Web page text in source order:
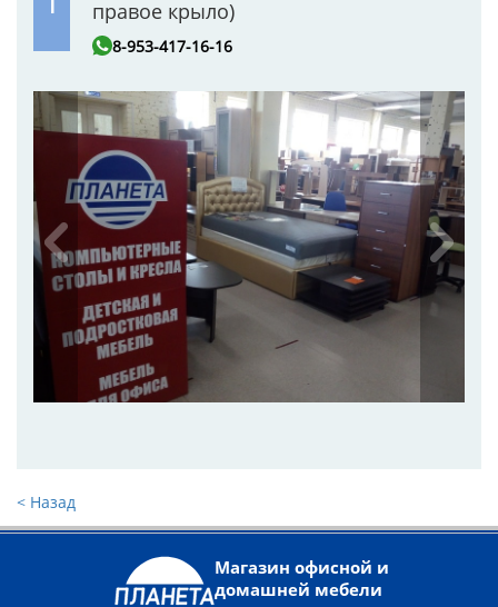
правое крыло)
8-953-417-16-16
< Назад
Магазин офисной и
домашней мебели